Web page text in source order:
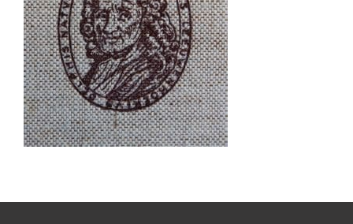
Culpeper (ca. 1735)
Cuff (ca. 1745)
volgens Culpeper (1750-
Dollond, ‘Jones’ most improved type’ (1800-1830)
Long, Gould type (1821-1850)
Nachet, ‘grand modèle’ (1856-1862)